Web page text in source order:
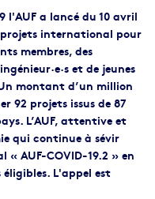
l'AUF a lancé du 10 avril
international pour
membres, des
et de jeunes
montant d’un million
92 projets issus de 87
L’AUF, attentive et
qui continue à sévir
AUF-COVID-19.2 » en
L'appel est